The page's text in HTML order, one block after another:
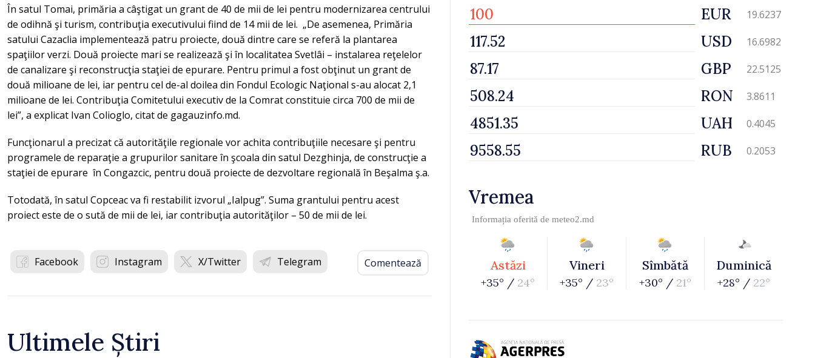
În satul Tomai, primăria a câştigat un grant de 40 de mii de lei pentru modernizarea centrului
de odihnă şi turism, contribuţia executivului fiind de 14 mii de lei. „De asemenea, Primăria
satului Cazaclia implementează patru proiecte, două dintre care se referă la plantarea
spaţiilor verzi. Două proiecte mari se realizează şi în localitatea Svetlâi – instalarea reţelelor
de canalizare şi reconstrucţia staţiei de epurare. Pentru primul a fost obţinut un grant de
două milioane de lei, iar pentru cel de-al doilea din Fondul Ecologic Naţional s-au alocat 2,1
milioane de lei. Contribuţia Comitetului executiv de la Comrat constituie circa 700 de mii de
lei”, a explicat Ivan Colioglo, citat de gagauzinfo.md.
Funcţionarul a precizat că autorităţile regionale vor achita contribuţiile necesare şi pentru
programele de reparaţie a grupurilor sanitare în şcoala din satul Dezghinja, de construcţie a
staţiei de epurare în Congazcic, pentru două proiecte de dezvoltare regională în Beşalma ş.a.
Totodată, în satul Copceac va fi restabilit izvorul „Ialpug”. Suma grantului pentru acest
proiect este de o sută de mii de lei, iar contribuţia autorităţilor – 50 de mii de lei.
Facebook Instagram X/Twitter Telegram Comentează
Ultimele Știri
EUR 19.6237
USD 16.6982
GBP 22.5125
RON 3.8611
UAH 0.4045
RUB 0.2053
Vremea
Informația oferită de meteo2.md
Astăzi
+35° / 24°
Vineri
+35° / 23°
Sîmbătă
+30° / 21°
Duminică
+28° / 22°